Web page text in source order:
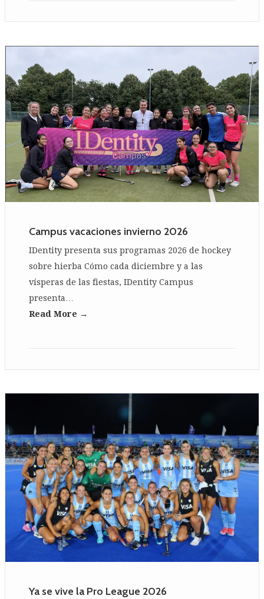
Campus vacaciones invierno 2026
IDentity presenta sus programas 2026 de hockey
sobre hierba Cómo cada diciembre y a las
vísperas de las fiestas, IDentity Campus
presenta…
Read More →
Ya se vive la Pro League 2026